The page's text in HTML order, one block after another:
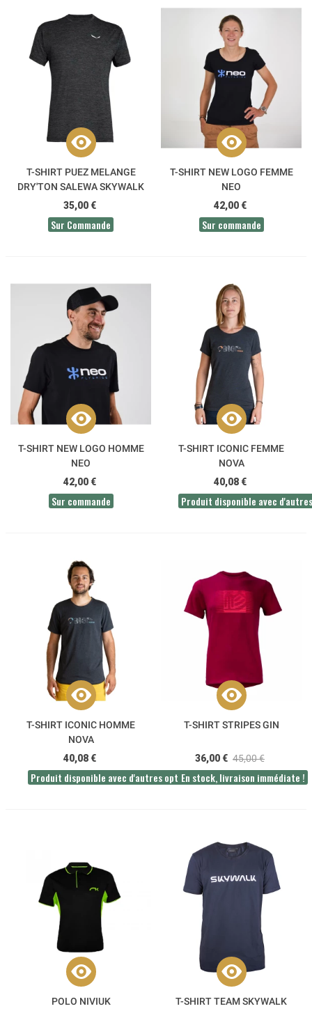
T-SHIRT PUEZ MELANGE
DRY'TON SALEWA SKYWALK
35,00 €
Sur Commande
T-SHIRT NEW LOGO FEMME
NEO
42,00 €
Sur commande
T-SHIRT NEW LOGO HOMME
NEO
42,00 €
Sur commande
T-SHIRT ICONIC FEMME
NOVA
40,08 €
Produit disponible avec
T-SHIRT ICONIC HOMME
NOVA
40,08 €
Produit disponible avec d'autres options
T-SHIRT STRIPES GIN
36,00 € 45,00 €
En stock, livraison immédiate !
POLO NIVIUK T-SHIRT TEAM SKYWALK